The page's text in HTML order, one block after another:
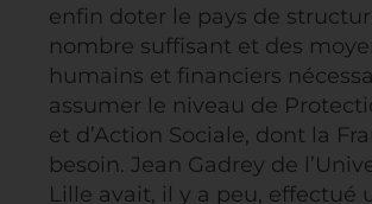
enfin doter le pays de
nombre suffisant et des
humains et financiers
assumer le niveau de
et d’Action Sociale, dont la
besoin. Jean Gadrey de
Lille avait, il y a peu, effectué